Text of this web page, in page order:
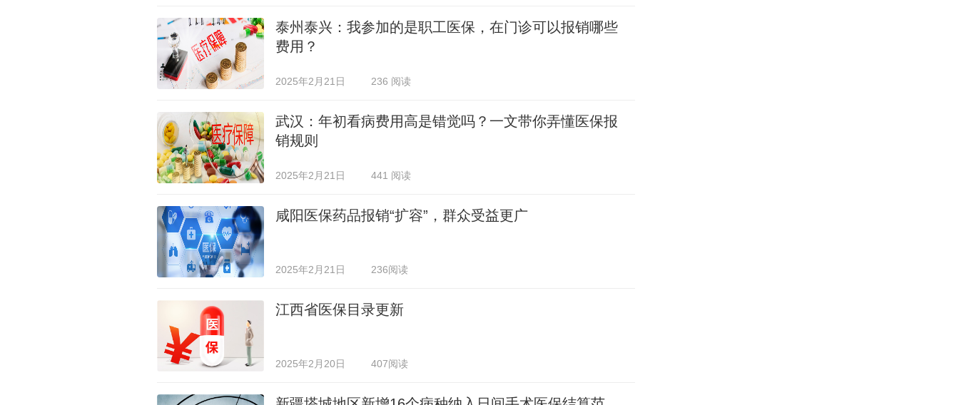
泰州泰兴：我参加的是职工医保，在门诊可以报销哪些
费用？
2025年2月21日 236 阅读
武汉：年初看病费用高是错觉吗？一文带你弄懂医保报
销规则
2025年2月21日 441 阅读
咸阳医保药品报销“扩容”，群众受益更广
2025年2月21日 236阅读
江西省医保目录更新
2025年2月20日 407阅读